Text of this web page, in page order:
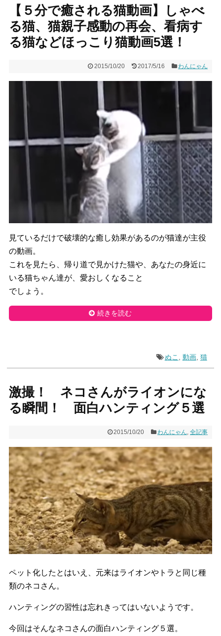
【５分で癒される猫動画】しゃべ
る猫、猫親子感動の再会、看病す
る猫などほっこり猫動画5選！
2015/10/20 2017/5/16 わんにゃん
見ているだけで破壊的な癒し効果があるのが猫達が主役
の動画。
これを見たら、帰り道で見かけた猫や、あなたの身近に
いる猫ちゃん達が、愛おしくなること
でしょう。
続きを読む
ぬこ 動画, 猫
激撮！ ネコさんがライオンにな
る瞬間！ 面白ハンティング５選
2015/10/20 わんにゃん,全記事
ペット化したとはいえ、元来はライオンやトラと同じ種
類のネコさん。
ハンティングの習性は忘れきってはいないようです。
今回はそんなネコさんの面白ハンティング５選。